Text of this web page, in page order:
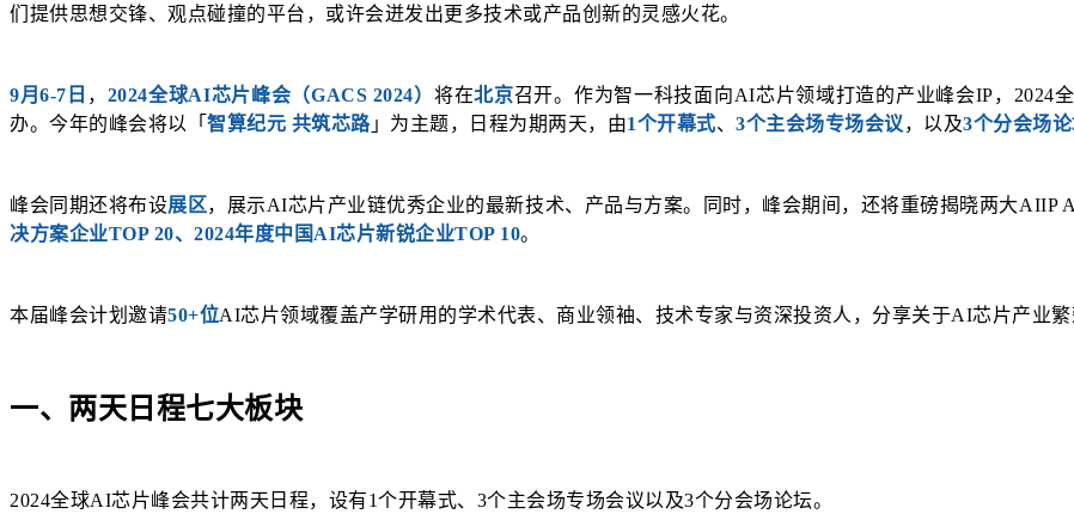
们提供思想交锋、观点碰撞的平台，或许会迸发出更多技术或产品创新的灵感火花。
9月6-7日 ， 2024全球AI芯片峰会（GACS 2024） 将在北京召开。作为智一科技面向AI芯片领域打造的产业峰会IP，2024
办。今年的峰会将以「 智算纪元 共筑芯路」为主题，日程为期两天，由1个开幕式、 3个主会场专场会议 ，以及3个分会场
峰会同期还将布设展区，展示AI芯片产业链优秀企业的最新技术、产品与方案。同时，峰会期间，还将重磅揭晓两大AIIP
决方案企业TOP 20、2024年度中国AI芯片新锐企业TOP 10。
本届峰会计划邀请50+位AI芯片领域覆盖产学研用的学术代表、商业领袖、技术专家与资深投资人，分享关于AI芯片产业
一、两天日程七大板块
2024全球AI芯片峰会共计两天日程，设有1个开幕式、3个主会场专场会议以及3个分会场论坛。